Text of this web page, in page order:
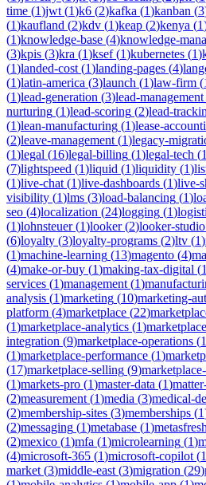
time (1)jwt (1)k6 (2)kafka (1)kanban (3
(1)kaufland (2)kdv (1)keap (2)kenya (1
(1)knowledge-base (4)knowledge-
(3)kpis (3)kra (1)ksef(1)kubernetes (1)
(1)landed-cost (1)landing-pages (4)
(1)latin-america (3)launch (1)law-firm (
(1)lead-generation (3)lead-management
nurturing (1)lead-scoring (2)lead-
(1)lean-manufacturing (1)lease-
(2)leave-management (1)legacy-
(1)legal (16)legal-billing (1)legal-tech (1
(7)lightspeed (1)liquid (1)liquidity (1)
(1)live-chat (1)live-dashboards (1)live-
visibility (1)lms (3)load-balancing (1)
seo (4)localization (24)logging (1)
(1)lohnsteuer(1)looker(2)looker-studio
(6)loyalty (3)loyalty-programs (2)ltv (1)
(1)machine-learning (13)magento (4)
(4)make-or-buy (1)making-tax-digital (1
services (1)management (1)
analysis (1)marketing (10)marketing-
platform (4)marketplace (22)
(1)marketplace-analytics (1)
integration (9)marketplace-operations (1
(1)marketplace-performance (1)
(17)marketplace-selling (9)
(1)markets-pro (1)master-data (1)
(2)measurement (1)media (3)medical-
(2)membership-sites (3)memberships (1
(2)messaging (1)metabase (1)metasfresh
(2)mexico (1)mfa (1)microlearning (1)
(4)microsoft-365 (1)microsoft-copilot (1
market (3)middle-east (3)migration (29)